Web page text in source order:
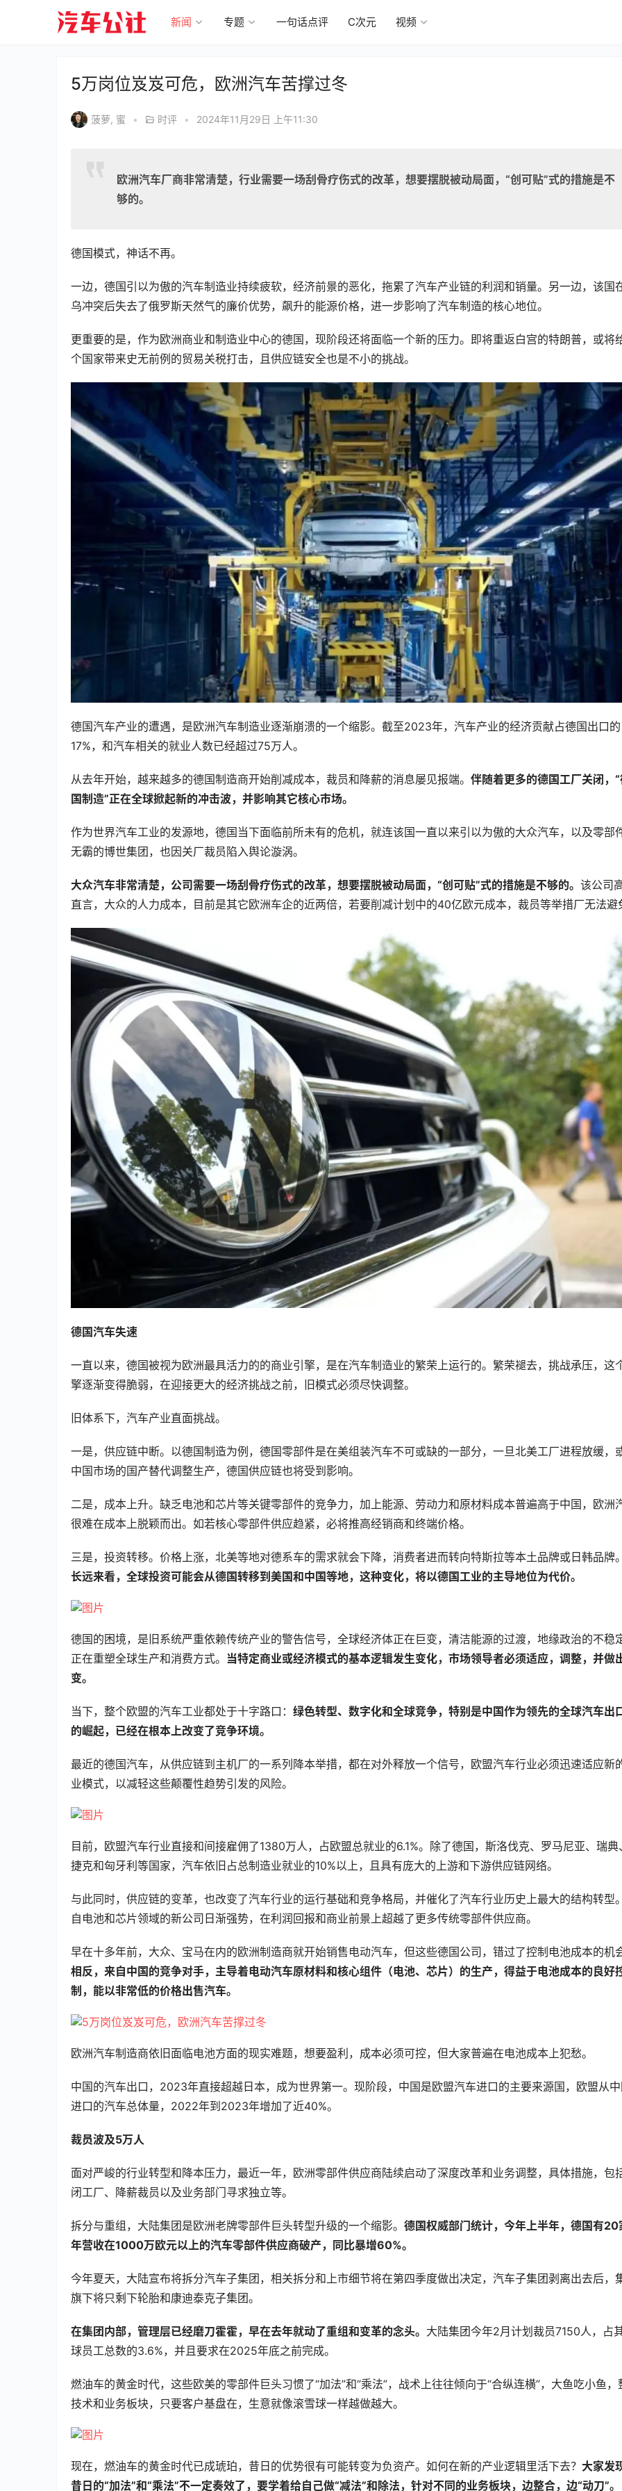
新闻 专题 一句话点评 C次元 视频
5万岗位岌岌可危，欧洲汽车苦撑过冬
菠萝, 蜜 • 时评 • 2024年11月29日 上午11:30
欧洲汽车厂商非常清楚，行业需要一场刮骨疗伤式的改革，想要摆脱被动局面，“创可贴”式的措施是不
够的。
德国模式，神话不再。
一边，德国引以为傲的汽车制造业持续疲软，经济前景的恶化，拖累了汽车产业链的利润和销量。另一边，该国
乌冲突后失去了俄罗斯天然气的廉价优势，飙升的能源价格，进一步影响了汽车制造的核心地位。
更重要的是，作为欧洲商业和制造业中心的德国，现阶段还将面临一个新的压力。即将重返白宫的特朗普，或将
个国家带来史无前例的贸易关税打击，且供应链安全也是不小的挑战。
德国汽车产业的遭遇，是欧洲汽车制造业逐渐崩溃的一个缩影。截至2023年，汽车产业的经济贡献占德国出口的
17%，和汽车相关的就业人数已经超过75万人。
从去年开始，越来越多的德国制造商开始削减成本，裁员和降薪的消息屡见报端。 伴随着更多的德国工厂关闭，
国制造”正在全球掀起新的冲击波，并影响其它核心市场。
作为世界汽车工业的发源地，德国当下面临前所未有的危机，就连该国一直以来引以为傲的大众汽车，以及零部
无霸的博世集团，也因关厂裁员陷入舆论漩涡。
大众汽车非常清楚，公司需要一场刮骨疗伤式的改革，想要摆脱被动局面，“创可贴”式的措施是不够的。 该公司
直言，大众的人力成本，目前是其它欧洲车企的近两倍，若要削减计划中的40亿欧元成本，裁员等举措厂无法避
德国汽车失速
一直以来，德国被视为欧洲最具活力的的商业引擎，是在汽车制造业的繁荣上运行的。繁荣褪去，挑战承压，这
擎逐渐变得脆弱，在迎接更大的经济挑战之前，旧模式必须尽快调整。
旧体系下，汽车产业直面挑战。
一是，供应链中断。以德国制造为例，德国零部件是在美组装汽车不可或缺的一部分，一旦北美工厂进程放缓，
中国市场的国产替代调整生产，德国供应链也将受到影响。
二是，成本上升。缺乏电池和芯片等关键零部件的竞争力，加上能源、劳动力和原材料成本普遍高于中国，欧洲
很难在成本上脱颖而出。如若核心零部件供应趋紧，必将推高经销商和终端价格。
三是，投资转移。价格上涨，北美等地对德系车的需求就会下降，消费者进而转向特斯拉等本土品牌或日韩品牌。
长远来看，全球投资可能会从德国转移到美国和中国等地，这种变化，将以德国工业的主导地位为代价。
德国的困境，是旧系统严重依赖传统产业的警告信号，全球经济体正在巨变，清洁能源的过渡，地缘政治的不稳定
正在重塑全球生产和消费方式。 当特定商业或经济模式的基本逻辑发生变化，市场领导者必须适应，调整，并做
变。
当下，整个欧盟的汽车工业都处于十字路口： 绿色转型、数字化和全球竞争，特别是中国作为领先的全球汽车出
的崛起，已经在根本上改变了竞争环境。
最近的德国汽车，从供应链到主机厂的一系列降本举措，都在对外释放一个信号，欧盟汽车行业必须迅速适应新
业模式，以减轻这些颠覆性趋势引发的风险。
目前，欧盟汽车行业直接和间接雇佣了1380万人，占欧盟总就业的6.1%。除了德国，斯洛伐克、罗马尼亚、瑞典、
捷克和匈牙利等国家，汽车依旧占总制造业就业的10%以上，且具有庞大的上游和下游供应链网络。
与此同时，供应链的变革，也改变了汽车行业的运行基础和竞争格局，并催化了汽车行业历史上最大的结构转型
自电池和芯片领域的新公司日渐强势，在利润回报和商业前景上超越了更多传统零部件供应商。
早在十多年前，大众、宝马在内的欧洲制造商就开始销售电动汽车，但这些德国公司，错过了控制电池成本的机会
相反，来自中国的竞争对手，主导着电动汽车原材料和核心组件（电池、芯片）的生产，得益于电池成本的良好
制，能以非常低的价格出售汽车。
欧洲汽车制造商依旧面临电池方面的现实难题，想要盈利，成本必须可控，但大家普遍在电池成本上犯愁。
中国的汽车出口，2023年直接超越日本，成为世界第一。现阶段，中国是欧盟汽车进口的主要来源国，欧盟从
进口的汽车总体量，2022年到2023年增加了近40%。
裁员波及5万人
面对严峻的行业转型和降本压力，最近一年，欧洲零部件供应商陆续启动了深度改革和业务调整，具体措施，包
闭工厂、降薪裁员以及业务部门寻求独立等。
拆分与重组，大陆集团是欧洲老牌零部件巨头转型升级的一个缩影。 德国权威部门统计，今年上半年，德国有20
年营收在1000万欧元以上的汽车零部件供应商破产，同比暴增60%。
今年夏天，大陆宣布将拆分汽车子集团，相关拆分和上市细节将在第四季度做出决定，汽车子集团剥离出去后，
旗下将只剩下轮胎和康迪泰克子集团。
在集团内部，管理层已经磨刀霍霍，早在去年就动了重组和变革的念头。 大陆集团今年2月计划裁员7150人，占
球员工总数的3.6%，并且要求在2025年底之前完成。
燃油车的黄金时代，这些欧美的零部件巨头习惯了“加法”和“乘法”，战术上往往倾向于“合纵连横”，大鱼吃小鱼，
技术和业务板块，只要客户基盘在，生意就像滚雪球一样越做越大。
现在，燃油车的黄金时代已成琥珀，昔日的优势很有可能转变为负资产。如何在新的产业逻辑里活下去？ 大家发
昔日的“加法”和“乘法”不一定奏效了，要学着给自己做“减法”和除法，针对不同的业务板块，边整合，边“动刀”。